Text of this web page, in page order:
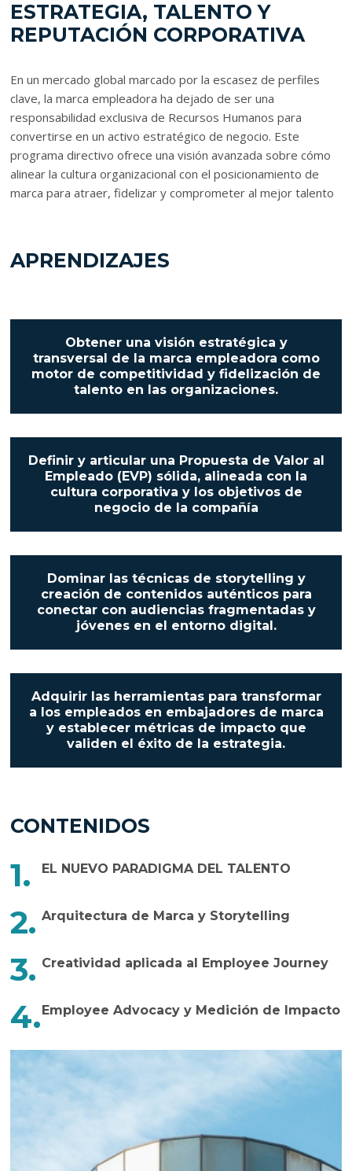
ESTRATEGIA, TALENTO Y
REPUTACIÓN CORPORATIVA
En un mercado global marcado por la escasez de perfiles
clave, la marca empleadora ha dejado de ser una
responsabilidad exclusiva de Recursos Humanos para
convertirse en un activo estratégico de negocio. Este
programa directivo ofrece una visión avanzada sobre cómo
alinear la cultura organizacional con el posicionamiento de
marca para atraer, fidelizar y comprometer al mejor talento
APRENDIZAJES
Obtener una visión estratégica y
transversal de la marca empleadora como
motor de competitividad y fidelización de
talento en las organizaciones.
Definir y articular una Propuesta de Valor al
Empleado (EVP) sólida, alineada con la
cultura corporativa y los objetivos de
negocio de la compañía
Dominar las técnicas de storytelling y
creación de contenidos auténticos para
conectar con audiencias fragmentadas y
jóvenes en el entorno digital.
Adquirir las herramientas para transformar
a los empleados en embajadores de marca
y establecer métricas de impacto que
validen el éxito de la estrategia.
CONTENIDOS
EL NUEVO PARADIGMA DEL TALENTO
Arquitectura de Marca y Storytelling
Creatividad aplicada al Employee Journey
Employee Advocacy y Medición de Impacto